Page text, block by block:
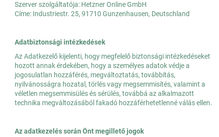
Szerver szolgáltatója: Hetzner Online GmbH
Címe: Industriestr. 25, 91710 Gunzenhausen, Deutschland
Adatbiztonsági intézkedések
Az Adatkezelő kijelenti, hogy megfelelő biztonsági intézkedéseket
hozott annak érdekében, hogy a személyes adatok védje a
jogosulatlan hozzáférés, megváltoztatás, továbbítás,
nyilvánosságra hozatal, törlés vagy megsemmisítés, valamint a
véletlen megsemmisülés és sérülés, továbbá az alkalmazott
technika megváltozásából fakadó hozzáférhetetlenné válás ellen.
Az adatkezelés során Önt megillető jogok